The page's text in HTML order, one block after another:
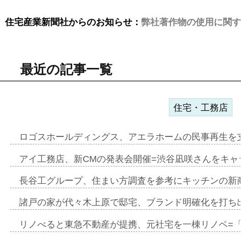
住宅産業新聞社からのお知らせ： 弊社著作物の使用に関
最近の記事一覧
住宅・工務店
ロゴスホールディングス、アエラホームの民事再生
アイ工務店、新CMの発表会開催=渋谷凪咲さんをキ
長谷工グループ、住まい方調査を参考にキッチンの
諸戸の家が代々木上原で邸宅、ブランド明確化を打
リノべると東急不動産が提携、元社宅を一棟リノベ=